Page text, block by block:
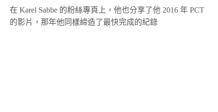
在 Karel Sabbe 的粉絲專頁上，他也分享了他 2016 年 PCT
的影片，那年他同樣締造了最快完成的紀錄